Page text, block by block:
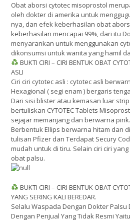
Obat aborsi cytotec misoprostol
oleh dokter di amerika untuk
nya, dan efek keberhasilan obat
keberhasilan mencapai 99%, dari itu
menyarankan untuk menggunakan
dikonsumsi untuk wanita yang hamil
BUKTI CIRI – CIRI BENTUK OBAT
ASLI
Ciri ciri cytotec asli : cytotec asli
Hexagional ( segi enam ) bergaris
Dari sisi blister atau kemasan luar
bertuliskan CYTOTEC Tablets
sejajar memanjang dan berwarna
Berbentuk Ellips berwarna hitam dan
tulisan Pfizer dan Terdapat Secury
mudah untuk di tiru. Selain ciri ciri
obat palsu.
BUKTI CIRI – CIRI BENTUK OBAT
YANG SERING KALI BEREDAR.
Selalu Waspada Dengan Dokter Palsu
Dengan Penjual Yang Tidak Resmi